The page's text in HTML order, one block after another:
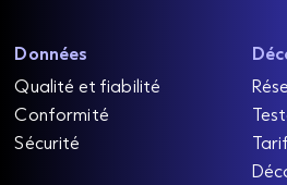
Données
Qualité et fiabilité
Conformité
Sécurité